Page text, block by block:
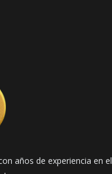
años de experiencia en el